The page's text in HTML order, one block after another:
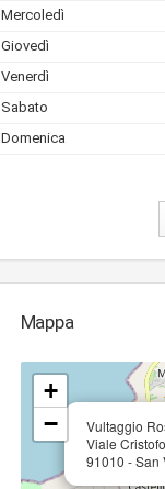
Mercoledì
Giovedì
Venerdì
Sabato
Domenica
Mappa
Vultaggio
Viale
91010 - San
+
−